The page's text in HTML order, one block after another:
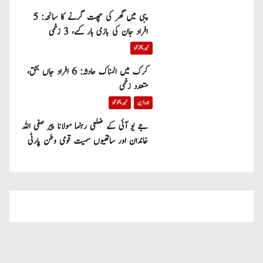
پبی میں گھر کی چھت گرنے کا سانحہ: 5
افراد جان کی بازی ہار گئے، 3 زخمی
خیبر پختونخوا
کرک میں المناک حادثہ: 6 افراد جاں بحق،
متعدد زخمی
تازہ ترین خیبر پختونخوا
جے یو آئی کے ضلعی رہنما مولانا پیر صفی اللہ
خاندان اور ساتھیوں سمیت قومی وطن پارٹی